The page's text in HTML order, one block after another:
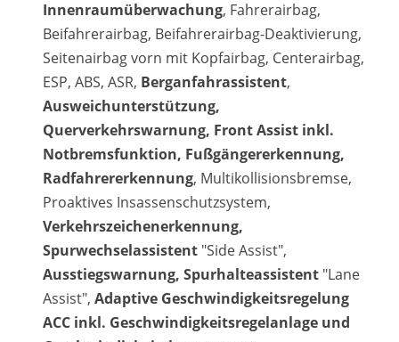
Innenraumüberwachung, Fahrerairbag,
Beifahrerairbag, Beifahrerairbag-Deaktivierung,
Seitenairbag vorn mit Kopfairbag, Centerairbag,
ESP, ABS, ASR, Berganfahrassistent,
Ausweichunterstützung,
Querverkehrswarnung, Front Assist inkl.
Notbremsfunktion, Fußgängererkennung,
Radfahrererkennung, Multikollisionsbremse,
Proaktives Insassenschutzsystem,
Verkehrszeichenerkennung,
Spurwechselassistent "Side Assist",
Ausstiegswarnung, Spurhalteassistent "Lane
Assist", Adaptive Geschwindigkeitsregelung
ACC inkl. Geschwindigkeitsregelanlage und